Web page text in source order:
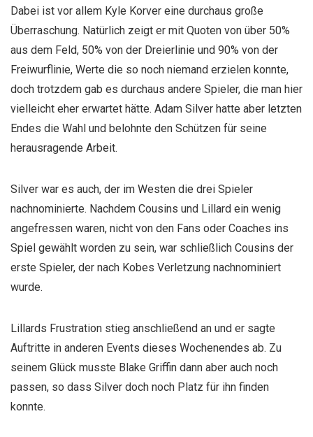
Dabei ist vor allem Kyle Korver eine durchaus große
Überraschung. Natürlich zeigt er mit Quoten von über 50%
aus dem Feld, 50% von der Dreierlinie und 90% von der
Freiwurflinie, Werte die so noch niemand erzielen konnte,
doch trotzdem gab es durchaus andere Spieler, die man hier
vielleicht eher erwartet hätte. Adam Silver hatte aber letzten
Endes die Wahl und belohnte den Schützen für seine
herausragende Arbeit.
Silver war es auch, der im Westen die drei Spieler
nachnominierte. Nachdem Cousins und Lillard ein wenig
angefressen waren, nicht von den Fans oder Coaches ins
Spiel gewählt worden zu sein, war schließlich Cousins der
erste Spieler, der nach Kobes Verletzung nachnominiert
wurde.
Lillards Frustration stieg anschließend an und er sagte
Auftritte in anderen Events dieses Wochenendes ab. Zu
seinem Glück musste Blake Griffin dann aber auch noch
passen, so dass Silver doch noch Platz für ihn finden
konnte.